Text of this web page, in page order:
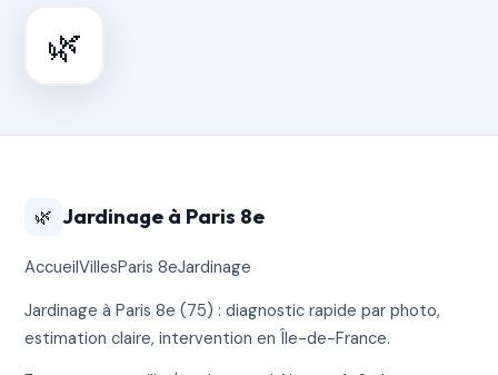
🌿
🌿 Jardinage à Paris 8e
AccueilVillesParis 8eJardinage
Jardinage à Paris 8e (75) : diagnostic rapide par photo,
estimation claire, intervention en Île-de-France.